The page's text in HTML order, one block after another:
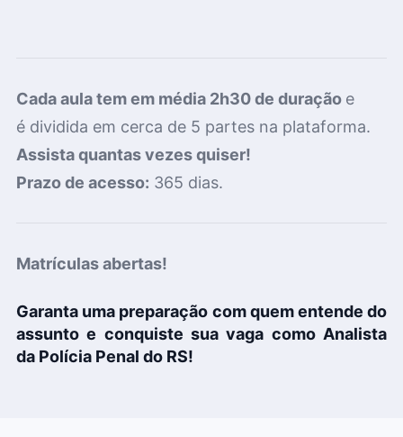
Cada aula tem em média 2h30 de duração e
é dividida em cerca de 5 partes na plataforma.
Assista quantas vezes quiser!
Prazo de acesso: 365 dias.
Matrículas abertas!
Garanta uma preparação com quem entende do
assunto e conquiste sua vaga como Analista
da Polícia Penal do RS!